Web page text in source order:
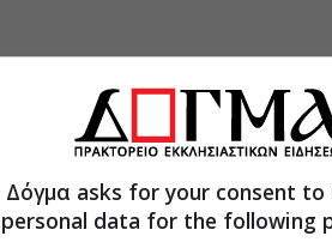
Μητροπολίτης Λαγκαδά, Λιτής
Δόγμα asks for your consent to
personal data for the following